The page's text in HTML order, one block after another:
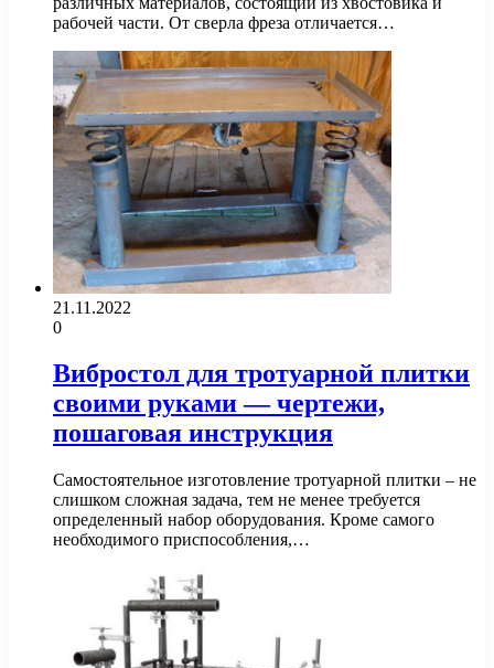
рабочей части. От сверла фреза отличается…
21.11.2022
0
Вибростол для тротуарной плитки
своими руками — чертежи,
пошаговая инструкция
Самостоятельное изготовление тротуарной плитки – не
слишком сложная задача, тем не менее требуется
определенный набор оборудования. Кроме самого
необходимого приспособления,…